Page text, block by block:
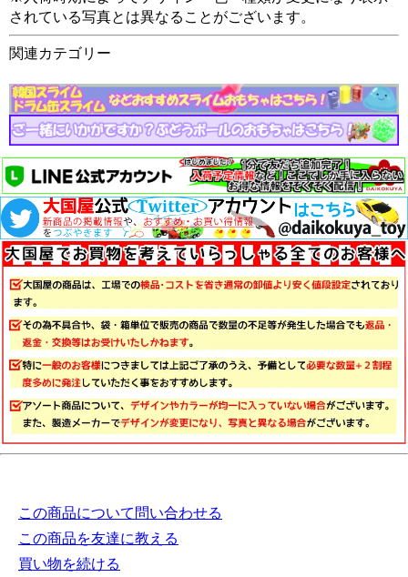
されている写真とは異なることがございます。
関連カテゴリー
この商品について問い合わせる
この商品を友達に教える
買い物を続ける